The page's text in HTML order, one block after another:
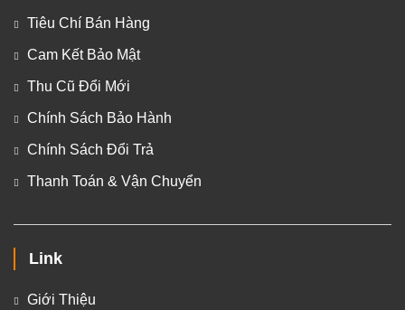
Tiêu Chí Bán Hàng
Cam Kết Bảo Mật
Thu Cũ Đổi Mới
Chính Sách Bảo Hành
Chính Sách Đổi Trả
Thanh Toán & Vận Chuyển
Link
Giới Thiệu